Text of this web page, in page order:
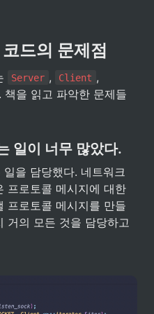
드의 문제점
Server , Client
책을 읽고 파악한 문제들
일이 너무 많았다.
을 담당했다. 네트워크
프로토콜 메시지에 대한
프로토콜 메시지를 만들
거의 모든 것을 담당하고